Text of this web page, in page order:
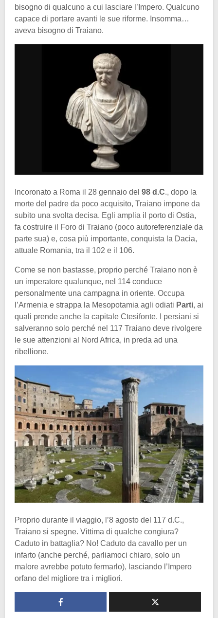
bisogno di qualcuno a cui lasciare l’Impero. Qualcuno
capace di portare avanti le sue riforme. Insomma…
aveva bisogno di Traiano.
Incoronato a Roma il 28 gennaio del 98 d.C., dopo la
morte del padre da poco acquisito, Traiano impone da
subito una svolta decisa. Egli amplia il porto di Ostia,
fa costruire il Foro di Traiano (poco autoreferenziale da
parte sua) e, cosa più importante, conquista la Dacia,
attuale Romania, tra il 102 e il 106.
Come se non bastasse, proprio perché Traiano non è
un imperatore qualunque, nel 114 conduce
personalmente una campagna in oriente. Occupa
l’Armenia e strappa la Mesopotamia agli odiati Parti, ai
quali prende anche la capitale Ctesifonte. I persiani si
salveranno solo perché nel 117 Traiano deve rivolgere
le sue attenzioni al Nord Africa, in preda ad una
ribellione.
Proprio durante il viaggio, l’8 agosto del 117 d.C.,
Traiano si spegne. Vittima di qualche congiura?
Caduto in battaglia? No! Caduto da cavallo per un
infarto (anche perché, parliamoci chiaro, solo un
malore avrebbe potuto fermarlo), lasciando l’Impero
orfano del migliore tra i migliori.